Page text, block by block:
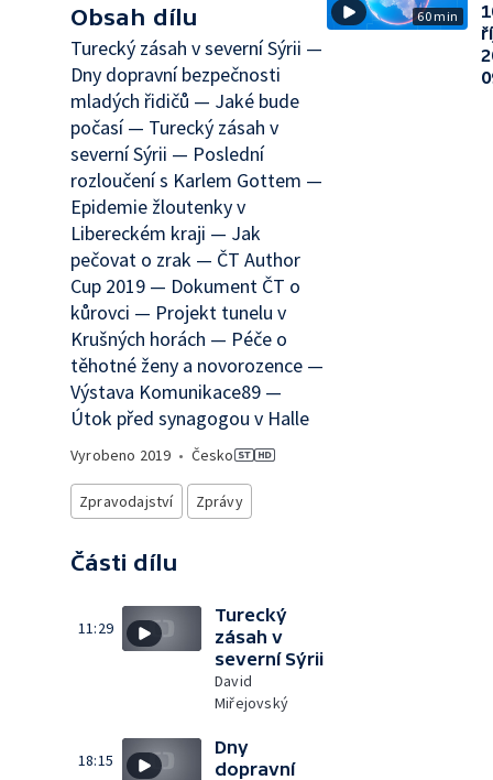
Obsah dílu
Turecký zásah v severní Sýrii —
Dny dopravní bezpečnosti
mladých řidičů — Jaké bude
počasí — Turecký zásah v
severní Sýrii — Poslední
rozloučení s Karlem Gottem —
Epidemie žloutenky v
Libereckém kraji — Jak
pečovat o zrak — ČT Author
Cup 2019 — Dokument ČT o
kůrovci — Projekt tunelu v
Krušných horách — Péče o
těhotné ženy a novorozence —
Výstava Komunikace89 —
Útok před synagogou v Halle
Vyrobeno 2019 • Česko
Zpravodajství Zprávy
Části dílu
11:29
Turecký
zásah v
severní Sýrii
David
Miřejovský
18:15
Dny
dopravní
60 min